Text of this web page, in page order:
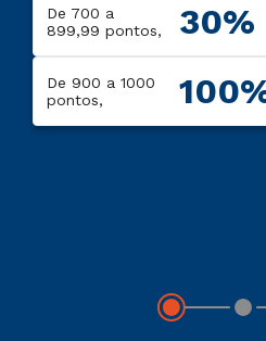
De 700 a
899,99 pontos,
30%
De 900 a 1000
pontos,